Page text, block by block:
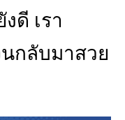
ดี เรา
กลับมาสวย